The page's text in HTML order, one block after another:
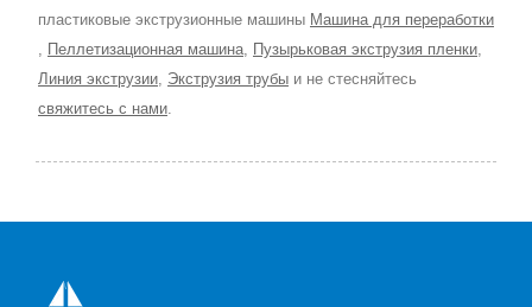
пластиковые экструзионные машины Машина для переработки
Пеллетизационная машина Пузырьковая экструзия пленки
Линия экструзии Экструзия трубы и не стесняйтесь
свяжитесь с нами